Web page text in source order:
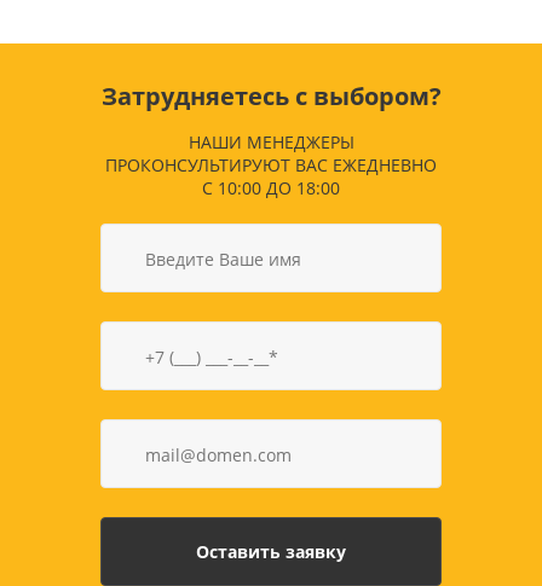
Затрудняетесь с выбором?
НАШИ МЕНЕДЖЕРЫ
ПРОКОНСУЛЬТИРУЮТ ВАС ЕЖЕДНЕВНО
С 10:00 ДО 18:00